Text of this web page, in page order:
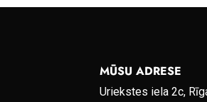
MŪSU ADRESE
Uriekstes iela 2c,